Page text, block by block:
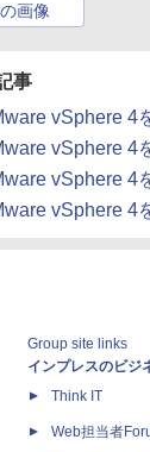
画像
事
vSphere 4
vSphere 4
vSphere 4
vSphere 4
Group site links
インプレスのビジ
Think IT
Web担当者